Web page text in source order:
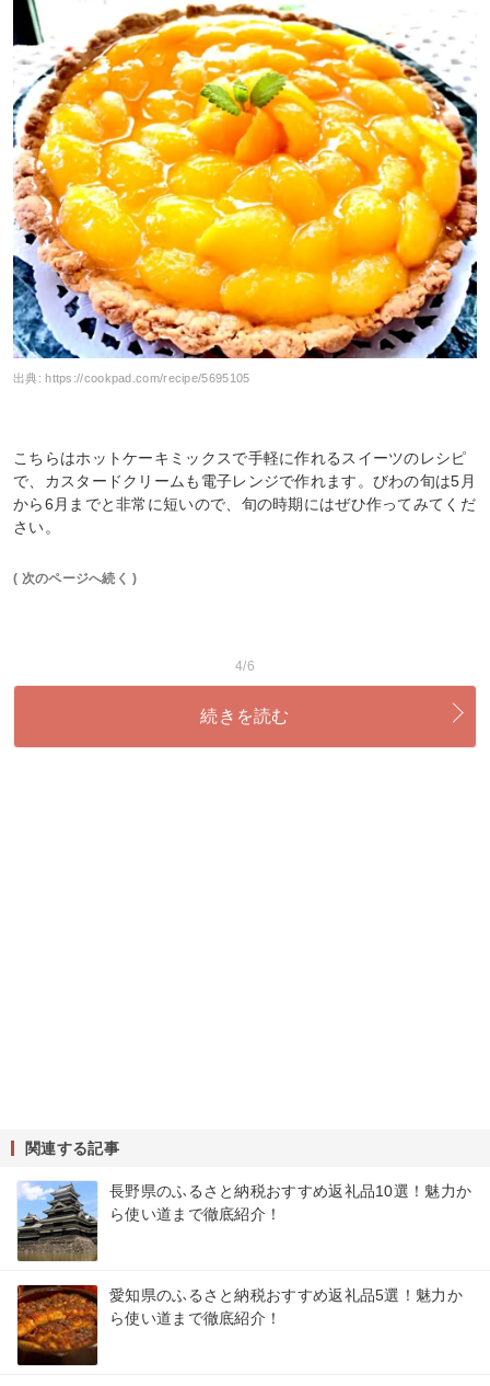
出典:https://cookpad.com/recipe/5695105
こちらはホットケーキミックスで手軽に作れるスイーツのレシピ
で、カスタードクリームも電子レンジで作れます。びわの旬は5月
から6月までと非常に短いので、旬の時期にはぜひ作ってみてくだ
さい。
( 次のページへ続く )
4/6
続きを読む
関連する記事
長野県のふるさと納税おすすめ返礼品10選！魅力か
ら使い道まで徹底紹介！
愛知県のふるさと納税おすすめ返礼品5選！魅力か
ら使い道まで徹底紹介！